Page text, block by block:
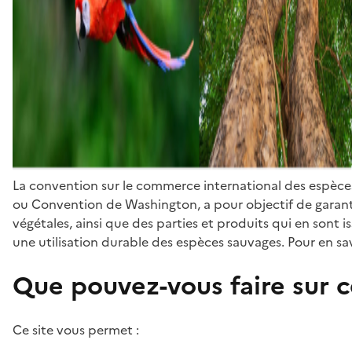
La convention sur le commerce international des
ou Convention de Washington, a pour objectif de
végétales, ainsi que des parties et produits qui en sont
une utilisation durable des espèces sauvages. Pour en
Que pouvez-vous faire sur
Ce site vous permet :